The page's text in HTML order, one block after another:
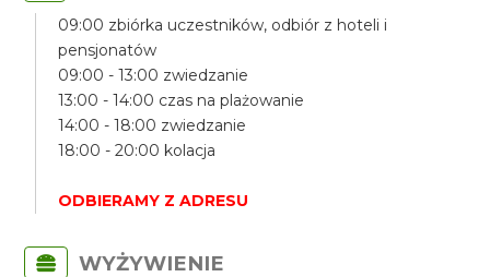
09:00 zbiórka uczestników, odbiór z hoteli i
pensjonatów
09:00 - 13:00 zwiedzanie
13:00 - 14:00 czas na plażowanie
14:00 - 18:00 zwiedzanie
18:00 - 20:00 kolacja
ODBIERAMY Z ADRESU
WYŻYWIENIE